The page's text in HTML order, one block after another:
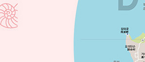
Day in TAKETOMI ISLAND